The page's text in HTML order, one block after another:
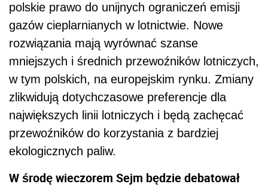
polskie prawo do unijnych ograniczeń emisji
gazów cieplarnianych w lotnictwie. Nowe
rozwiązania mają wyrównać szanse
mniejszych i średnich przewoźników lotniczych,
w tym polskich, na europejskim rynku. Zmiany
zlikwidują dotychczasowe preferencje dla
największych linii lotniczych i będą zachęcać
przewoźników do korzystania z bardziej
ekologicznych paliw.
W środę wieczorem Sejm będzie debatował